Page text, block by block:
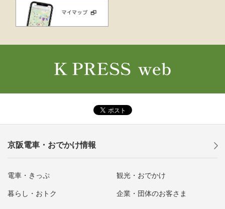
京阪電車・おでかけ情報
電車・きっぷ 観光・おでかけ
暮らし・おトク 企業・団体のお客さま